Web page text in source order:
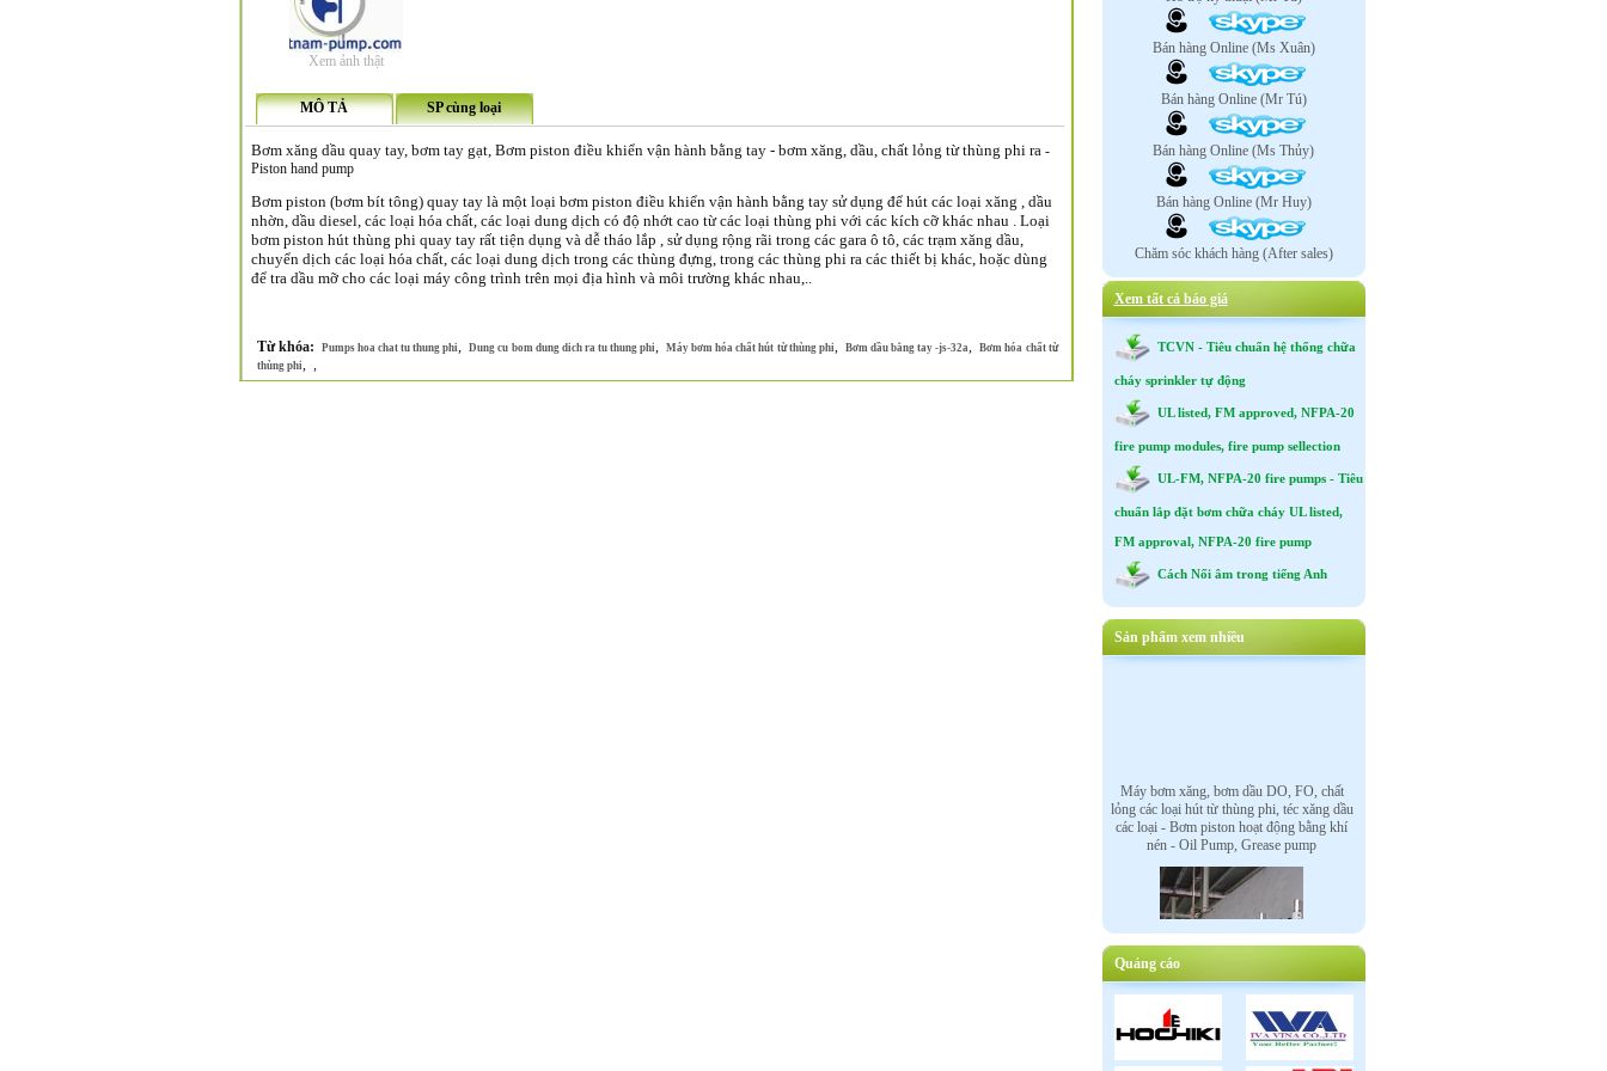
Xem ảnh thật
MÔ TẢ SP cùng loại
Bơm xăng dầu quay tay, bơm tay gạt, Bơm piston điều khiển vận hành bằng tay - bơm xăng, dầu, chất lỏng từ thùng phi ra-
Piston hand pump
Bơm piston (bơm bít tông) quay tay là một loại bơm piston điều khiển vận hành bằng tay sử dụng để hút các loại xăng , dầu
nhờn, dầu diesel, các loại hóa chất, các loại dung dịch có độ nhớt cao từ các loại thùng phi với các kích cỡ khác nhau . Loại
bơm piston hút thùng phi quay tay rất tiện dụng và dễ tháo lắp , sử dụng rộng rãi trong các gara ô tô, các trạm xăng dầu,
chuyển dịch các loại hóa chất, các loại dung dịch trong các thùng đựng, trong các thùng phi ra các thiết bị khác, hoặc dùng
để tra dầu mỡ cho các loại máy công trình trên mọi địa hình và môi trường khác nhau,..
Từ khóa: Pumps hoa chat tu thung phi,Dung cu bom dung dich ra tu thung phi,Máy bơm hóa chất hút từ thùng phi, Bơm dầu bằng tay -js-32a,Bơm hóa chất từ
thùng phi, ,
Bán hàng Online (Ms Xuân)
Bán hàng Online (Mr Tú)
Bán hàng Online (Ms Thủy)
Bán hàng Online (Mr Huy)
Chăm sóc khách hàng (After sales)
Xem tất cả báo giá
TCVN - Tiêu chuẩn hệ thống chữa
cháy sprinkler tự động
UL listed, FM approved, NFPA-20
fire pump modules, fire pump sellection
UL-FM, NFPA-20 fire pumps - Tiêu
chuẩn lắp đặt bơm chữa cháy UL listed,
FM approval, NFPA-20 fire pump
Cách Nối âm trong tiếng Anh
Sản phẩm xem nhiều
Máy bơm xăng, bơm dầu DO, FO, chất
lỏng các loại hút từ thùng phi, téc xăng dầu
các loại - Bơm piston hoạt động bằng khí
nén - Oil Pump, Grease pump
Quảng cáo